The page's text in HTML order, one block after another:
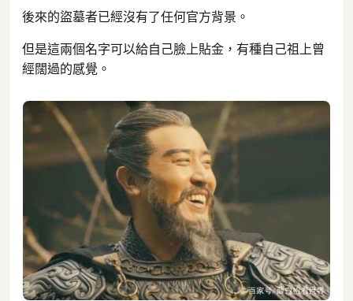
後來的盜墓者已經沒有了任何官方背景。
但是這兩個名字可以給自己臉上貼金，有種自己祖上曾
經闊過的感覺。